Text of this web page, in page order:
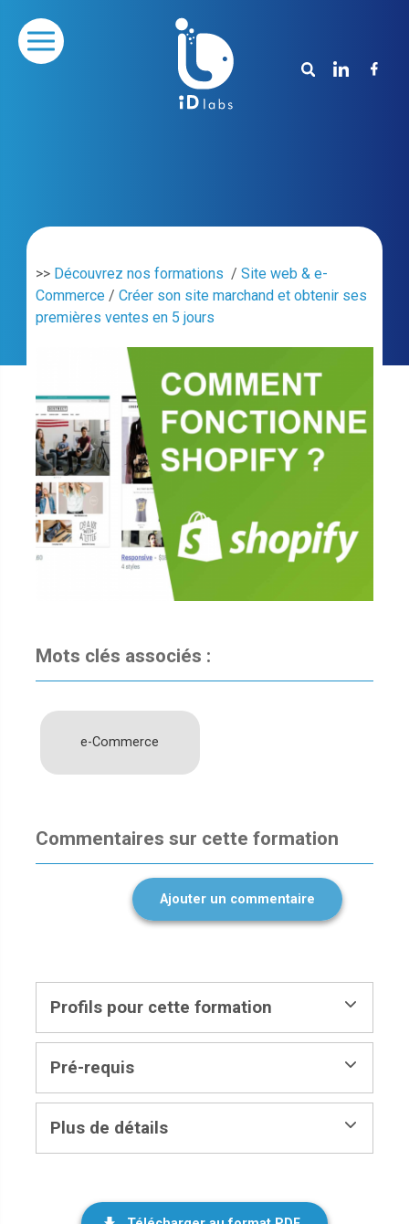
>> Découvrez nos formations / Site web & e-
Commerce/ Créer son site marchand et obtenir ses
premières ventes en 5 jours
Mots clés associés :
e-Commerce
Commentaires sur cette formation
Ajouter un commentaire
Profils pour cette formation
Pré-requis
Plus de détails